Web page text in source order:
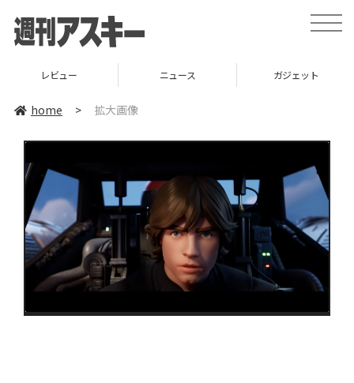
toggle
レビュー ニュース ガジェット
home > 拡大画像